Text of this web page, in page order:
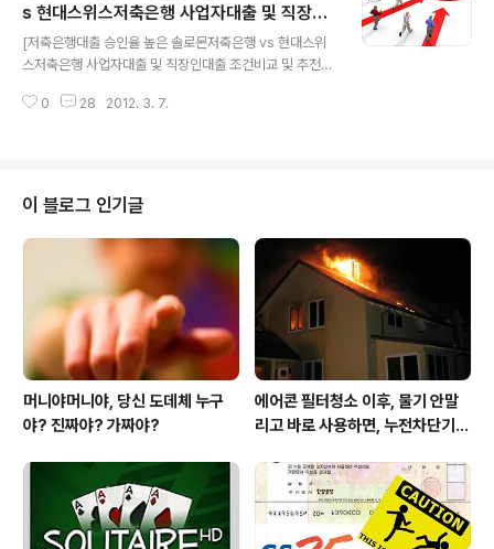
해 보겠습니다. 아주저축은행은.. 아주캐피탈로 오히려 익
숙하실 수 있는데.. 하나로저축은행을 인수한 후 그 영업의
폭이 더 넓어진 대기업산하 저축은행입니다. 우리금융저축
은행은.. 우리은행과 패밀리 계열인.. 제도권 저축은행인
데.. 우리파이낸셜이라는 리스+소매금융 캐피탈과 우리은
s 현대스위스저축은행 사업자대출 및 직장인
대출 조건비교 추천
[저축은행대출 승인율 높은 솔로몬저축은행 vs 현대스위
스저축은행 사업자대출 및 직장인대출 조건비교 및 추천]
도권 제2금융기관인 저축은행들입니다. 작년도 저축은행
로몬저축은행의 경우.. 저축은행들 가운데, 국내 자산규모
1위의 명실상부한 넘버1 기관이고, 현대스위스저축은행의
경우,, 온라인시류를 제대로 간파하여 일반영업에 의존하
는 여타 기관들과는 다르게.. 다양한 채널구축은 물론... 고
객편의 시설의 갖춤수준이... 메이저 캐피탈사 못지않은..
저축은행입니다. 캐피탈권이나..저축은행권 ..
0 28 2012. 3. 7.
이 블로그 인기글
머니야머니야, 당신 도데체 누구
야? 진짜야? 가짜야?
에어콘 필터청소 이후, 물기 안말
리고 바로 사용하면, 누전차단기
심!)